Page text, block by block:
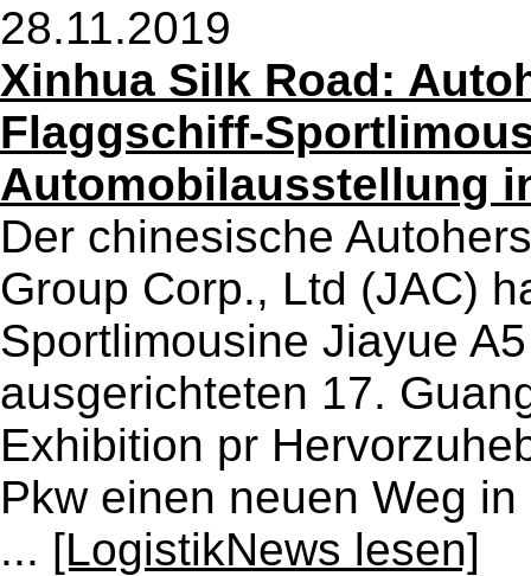
28.11.2019
Xinhua Silk Road:
Flaggschiff-
Automobilausstellung
Der chinesische
Group Corp., Ltd (JAC)
Sportlimousine Jiayue
ausgerichteten 17.
Exhibition pr
Pkw einen neuen Weg
... [LogistikNews lesen]